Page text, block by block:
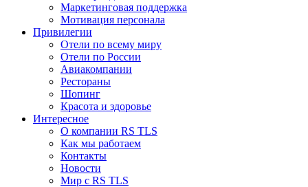
Маркетинговая поддержка
Мотивация персонала
Привилегии
Отели по всему миру
Отели по России
Авиакомпании
Рестораны
Шопинг
Красота и здоровье
Интересное
О компании RS TLS
Как мы работаем
Контакты
Новости
Мир с RS TLS